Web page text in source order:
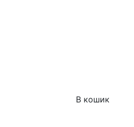
В кошик